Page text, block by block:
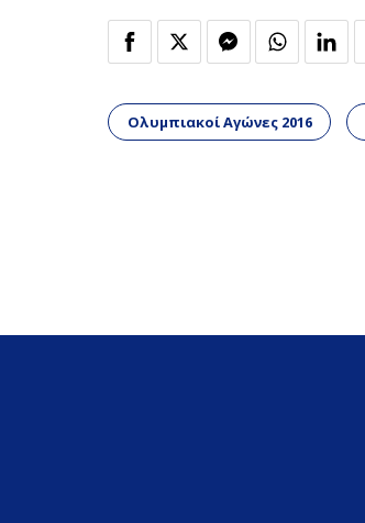
Ολυμπιακοί Αγώνες 2016